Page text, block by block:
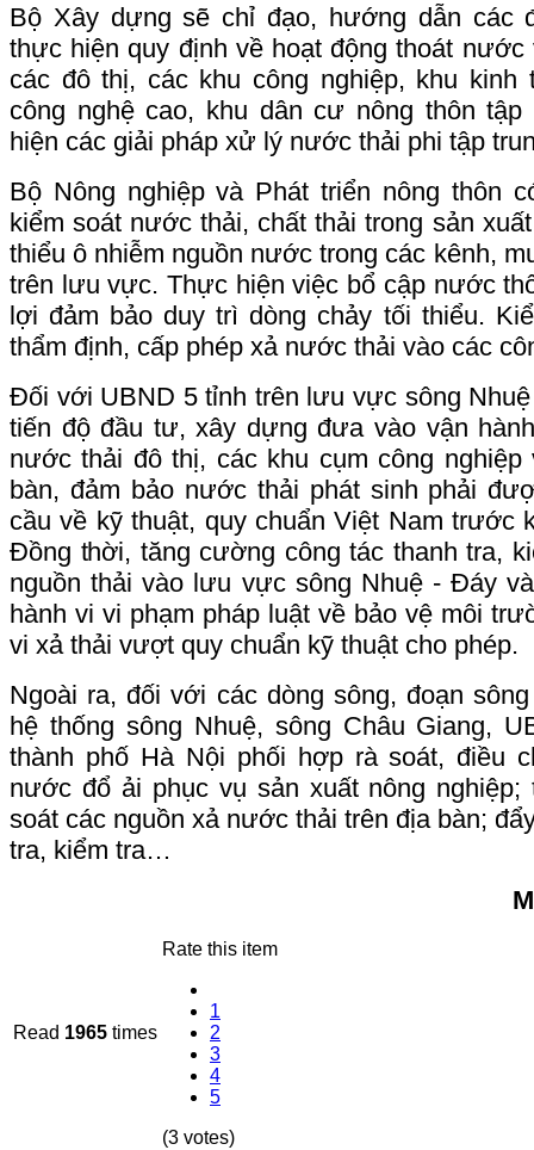
Bộ Xây dựng sẽ chỉ đạo, hướng dẫn các
thực hiện quy định về hoạt động thoát
các đô thị, các khu công nghiệp, khu kinh
công nghệ cao, khu dân cư nông thôn
hiện các giải pháp xử lý nước thải phi tập
Bộ Nông nghiệp và Phát triển nông thôn
kiểm soát nước thải, chất thải trong sản
thiểu ô nhiễm nguồn nước trong các kênh,
trên lưu vực. Thực hiện việc bổ cập nước
lợi đảm bảo duy trì dòng chảy tối thiểu.
thẩm định, cấp phép xả nước thải vào các
Đối với UBND 5 tỉnh trên lưu vực sông
tiến độ đầu tư, xây dựng đưa vào vận
nước thải đô thị, các khu cụm công nghiệp
bàn, đảm bảo nước thải phát sinh phải
cầu về kỹ thuật, quy chuẩn Việt Nam trước
Đồng thời, tăng cường công tác thanh tra,
nguồn thải vào lưu vực sông Nhuệ - Đáy
hành vi vi phạm pháp luật về bảo vệ môi
vi xả thải vượt quy chuẩn kỹ thuật cho phép.
Ngoài ra, đối với các dòng sông, đoạn
hệ thống sông Nhuệ, sông Châu Giang,
thành phố Hà Nội phối hợp rà soát, điều
nước đổ ải phục vụ sản xuất nông
soát các nguồn xả nước thải trên địa bàn;
tra, kiểm tra…
Read 1965 times
Rate this item
1
2
3
4
5
(3 votes)